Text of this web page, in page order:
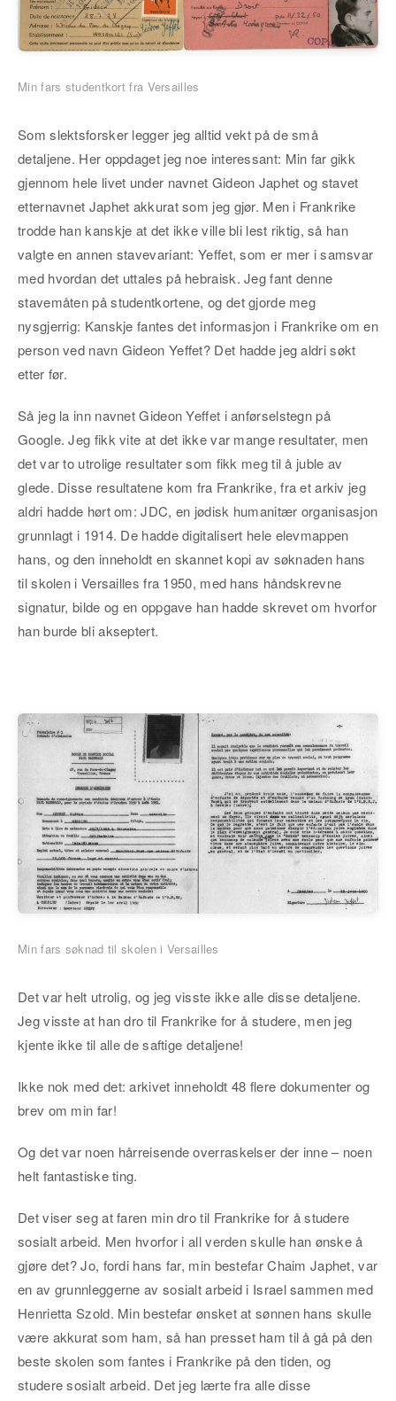
Min fars studentkort fra Versailles
Som slektsforsker legger jeg alltid vekt på de små
detaljene. Her oppdaget jeg noe interessant: Min far gikk
gjennom hele livet under navnet Gideon Japhet og stavet
etternavnet Japhet akkurat som jeg gjør. Men i Frankrike
trodde han kanskje at det ikke ville bli lest riktig, så han
valgte en annen stavevariant: Yeffet, som er mer i samsvar
med hvordan det uttales på hebraisk. Jeg fant denne
stavemåten på studentkortene, og det gjorde meg
nysgjerrig: Kanskje fantes det informasjon i Frankrike om en
person ved navn Gideon Yeffet? Det hadde jeg aldri søkt
etter før.
Så jeg la inn navnet Gideon Yeffet i anførselstegn på
Google. Jeg fikk vite at det ikke var mange resultater, men
det var to utrolige resultater som fikk meg til å juble av
glede. Disse resultatene kom fra Frankrike, fra et arkiv jeg
aldri hadde hørt om: JDC, en jødisk humanitær organisasjon
grunnlagt i 1914. De hadde digitalisert hele elevmappen
hans, og den inneholdt en skannet kopi av søknaden hans
til skolen i Versailles fra 1950, med hans håndskrevne
signatur, bilde og en oppgave han hadde skrevet om hvorfor
han burde bli akseptert.
Min fars søknad til skolen i Versailles
Det var helt utrolig, og jeg visste ikke alle disse detaljene.
Jeg visste at han dro til Frankrike for å studere, men jeg
kjente ikke til alle de saftige detaljene!
Ikke nok med det: arkivet inneholdt 48 flere dokumenter og
brev om min far!
Og det var noen hårreisende overraskelser der inne – noen
helt fantastiske ting.
Det viser seg at faren min dro til Frankrike for å studere
sosialt arbeid. Men hvorfor i all verden skulle han ønske å
gjøre det? Jo, fordi hans far, min bestefar Chaim Japhet, var
en av grunnleggerne av sosialt arbeid i Israel sammen med
Henrietta Szold. Min bestefar ønsket at sønnen hans skulle
være akkurat som ham, så han presset ham til å gå på den
beste skolen som fantes i Frankrike på den tiden, og
studere sosialt arbeid. Det jeg lærte fra alle disse